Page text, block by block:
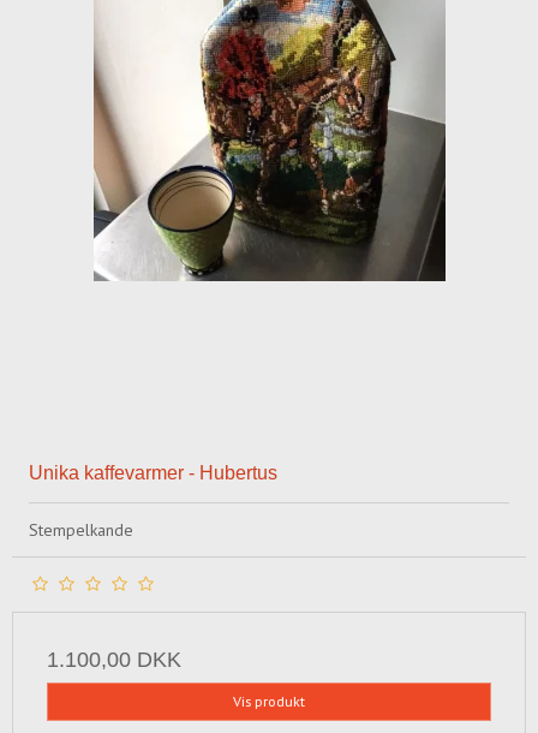
Unika kaffevarmer - Hubertus
Stempelkande
1.100,00 DKK
Vis produkt